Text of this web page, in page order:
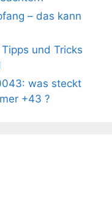
– das kann
und Tricks
was steckt
+43 ?